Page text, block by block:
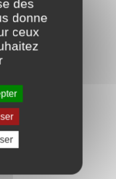
des
donne
ceux